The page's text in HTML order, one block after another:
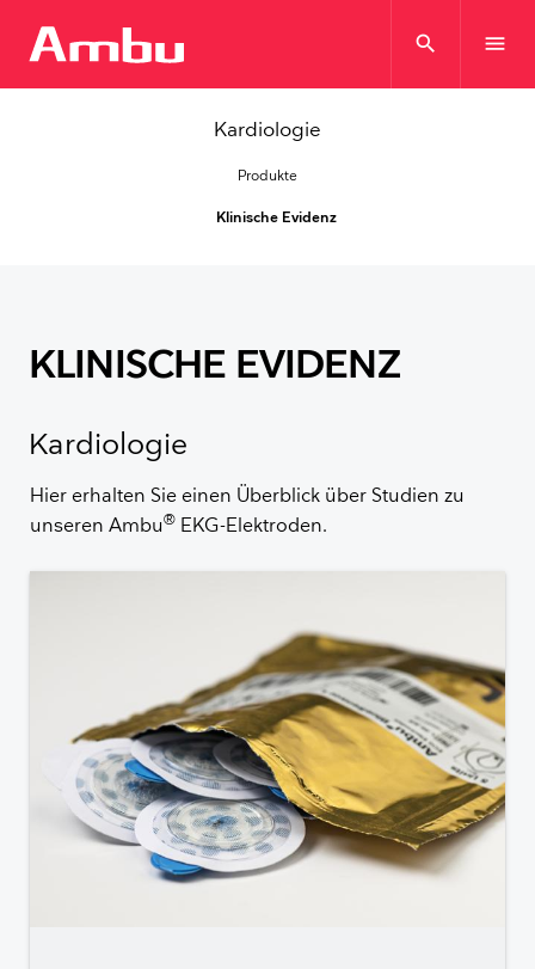
search menu
Kardiologie
Produkte
Klinische Evidenz
KLINISCHE EVIDENZ
Kardiologie
Hier erhalten Sie einen Überblick über Studien zu
unseren Ambu® EKG-Elektroden.